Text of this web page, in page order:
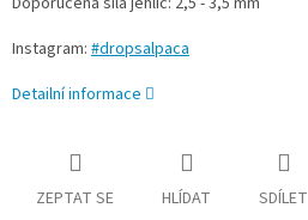
Instagram: #dropsalpaca
Detailní informace
ZEPTAT SE HLÍDAT SDÍLET